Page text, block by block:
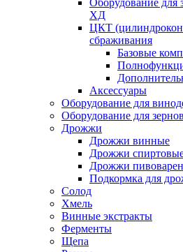
ХД
ЦКТ
сбраживания
Базовые
Аксессуары
Оборудование для
Оборудование для
Дрожжи
Дрожжи винные
Дрожжи
Дрожжи
Подкормка для
Солод
Хмель
Винные экстракты
Ферменты
Щепа